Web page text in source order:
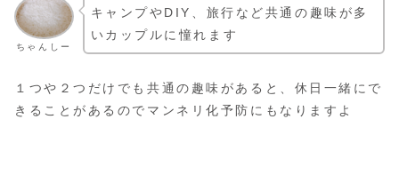
ちゃんしー
キャンプやDIY、旅行など共通の趣味が多
いカップルに憧れます
１つや２つだけでも共通の趣味があると、休日一緒にで
きることがあるのでマンネリ化予防にもなりますよ